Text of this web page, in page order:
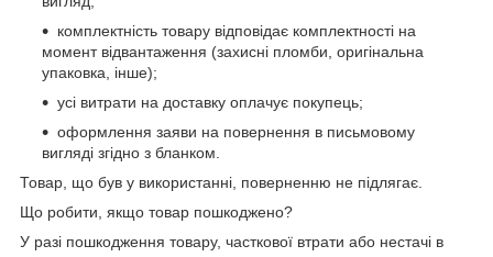
комплектність товару відповідає комплектності на
момент відвантаження (захисні пломби, оригінальна
упаковка, інше);
усі витрати на доставку оплачує покупець;
оформлення заяви на повернення в письмовому
вигляді згідно з бланком.
Товар, що був у використанні, поверненню не підлягає.
Що робити, якщо товар пошкоджено?
У разі пошкодження товару, часткової втрати або нестачі в